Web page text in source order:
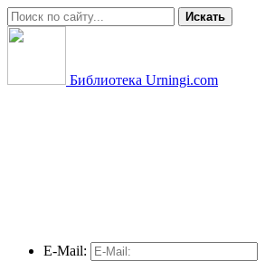
Искать
Библиотека Urningi.com
E-Mail: